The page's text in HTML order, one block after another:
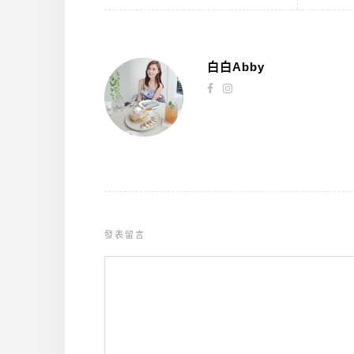
白白Abby
發表留言